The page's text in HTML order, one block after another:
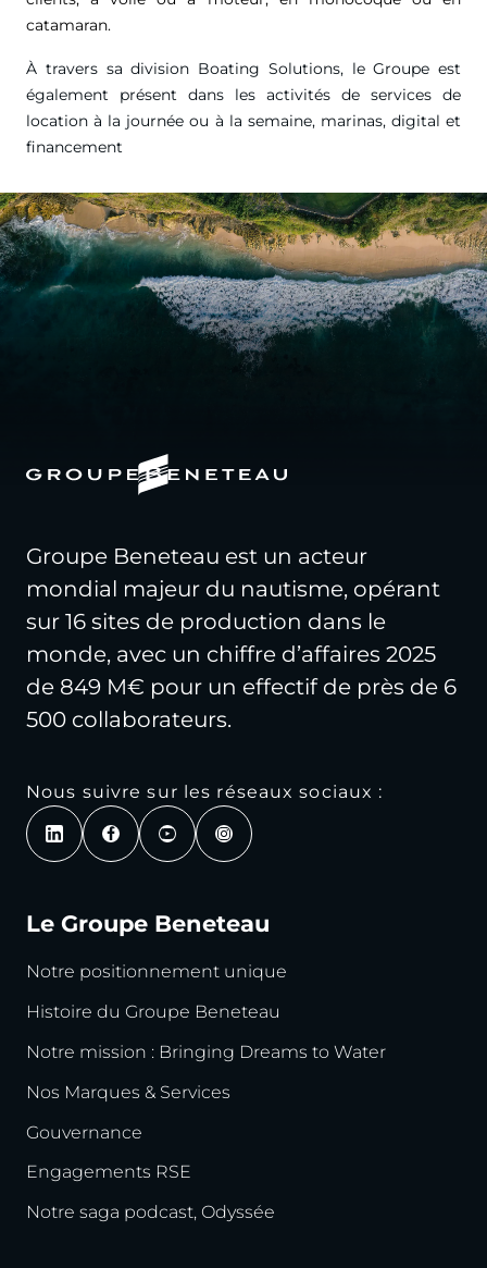
catamaran.
À travers sa division Boating Solutions, le Groupe est
également présent dans les activités de services de
location à la journée ou à la semaine, marinas, digital et
financement
Groupe Beneteau est un acteur
mondial majeur du nautisme, opérant
sur 16 sites de production dans le
monde, avec un chiffre d’affaires 2025
de 849 M€ pour un effectif de près de 6
500 collaborateurs.
Nous suivre sur les réseaux sociaux :
Le Groupe Beneteau
Notre positionnement unique
Histoire du Groupe Beneteau
Notre mission : Bringing Dreams to Water
Nos Marques & Services
Gouvernance
Engagements RSE
Notre saga podcast, Odyssée